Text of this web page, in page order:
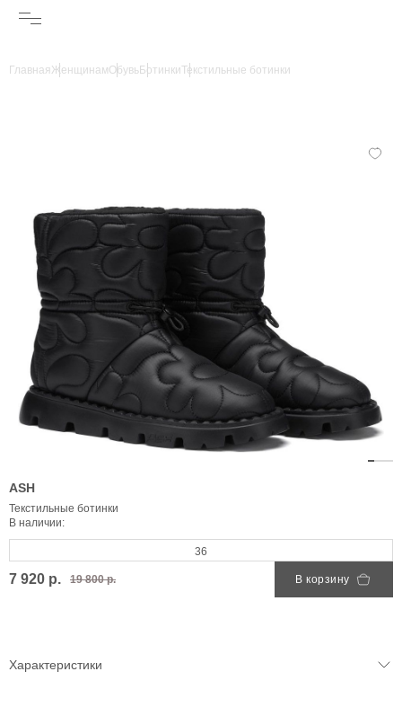
ГлавнаяЖенщинамОбувьБотинкиТекстильные ботинки
ASH
Текстильные ботинки
В наличии:
36
7 920 р. 19 800 р. В корзину
Характеристики